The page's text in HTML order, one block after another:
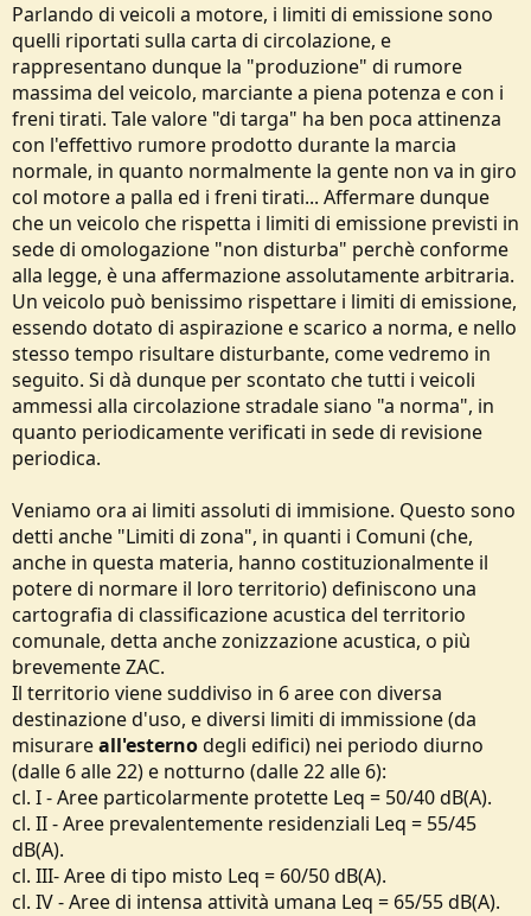
Parlando di veicoli a motore, i limiti di emissione sono
quelli riportati sulla carta di circolazione, e
rappresentano dunque la "produzione" di rumore
massima del veicolo, marciante a piena potenza e con i
freni tirati. Tale valore "di targa" ha ben poca attinenza
con l'effettivo rumore prodotto durante la marcia
normale, in quanto normalmente la gente non va in giro
col motore a palla ed i freni tirati... Affermare dunque
che un veicolo che rispetta i limiti di emissione previsti in
sede di omologazione "non disturba" perchè conforme
alla legge, è una affermazione assolutamente arbitraria.
Un veicolo può benissimo rispettare i limiti di emissione,
essendo dotato di aspirazione e scarico a norma, e nello
stesso tempo risultare disturbante, come vedremo in
seguito. Si dà dunque per scontato che tutti i veicoli
ammessi alla circolazione stradale siano "a norma", in
quanto periodicamente verificati in sede di revisione
periodica.
Veniamo ora ai limiti assoluti di immisione. Questo sono
detti anche "Limiti di zona", in quanti i Comuni (che,
anche in questa materia, hanno costituzionalmente il
potere di normare il loro territorio) definiscono una
cartografia di classificazione acustica del territorio
comunale, detta anche zonizzazione acustica, o più
brevemente ZAC.
Il territorio viene suddiviso in 6 aree con diversa
destinazione d'uso, e diversi limiti di immissione (da
misurareall'esternodegli edifici) nei periodo diurno
(dalle 6 alle 22) e notturno (dalle 22 alle 6):
cl. I - Aree particolarmente protette Leq = 50/40 dB(A).
cl. II - Aree prevalentemente residenziali Leq = 55/45
dB(A).
cl. III- Aree di tipo misto Leq = 60/50 dB(A).
cl. IV - Aree di intensa attività umana Leq = 65/55 dB(A).